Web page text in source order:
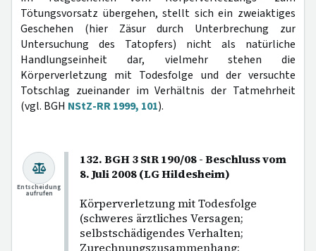
Tötungsvorsatz übergehen, stellt sich ein zweiaktiges
Geschehen (hier Zäsur durch Unterbrechung zur
Untersuchung des Tatopfers) nicht als natürliche
Handlungseinheit dar, vielmehr stehen die
Körperverletzung mit Todesfolge und der versuchte
Totschlag zueinander im Verhältnis der Tatmehrheit
(vgl. BGH NStZ-RR 1999, 101).
132. BGH 3 StR 190/08 - Beschluss vom
8. Juli 2008 (LG Hildesheim)
Körperverletzung mit Todesfolge
(schweres ärztliches Versagen;
selbstschädigendes Verhalten;
Zurechnungszusammenhang;
Entscheidung
aufrufen